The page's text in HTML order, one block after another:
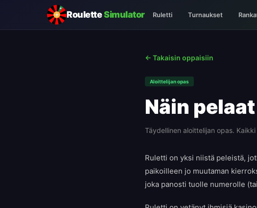
RouletteSimulator Ruletti Turnaukset
← Takaisin oppaisiin
Aloittelijan opas
Näin
Täydellinen aloittelijan opas.
Ruletti on yksi niistä peleistä,
paikoilleen jo muutaman
joka panosti tuolle numerolle